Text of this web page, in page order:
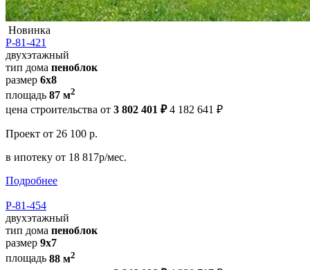
Новинка
Р-81-421
двухэтажный
тип дома пеноблок
размер 6х8
площадь 87 м2
цена строительства от 3 802 401 ₽ 4 182 641 ₽
Проект от 26 100 р.
в ипотеку от 18 817р/мес.
Подробнее
Р-81-454
двухэтажный
тип дома пеноблок
размер 9х7
площадь 88 м2